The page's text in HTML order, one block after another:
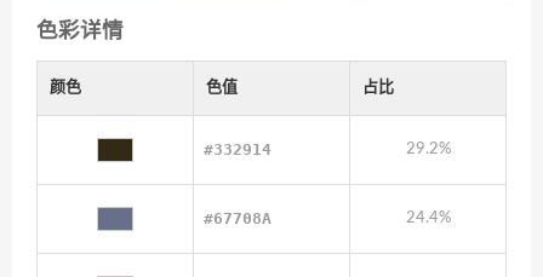
色彩详情
颜色 色值 占比
#332914 29.2%
#67708A 24.4%